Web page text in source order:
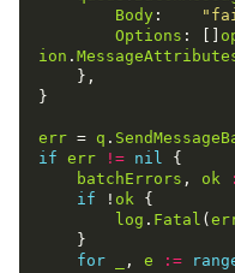
Body :
Options : []
ion .
err = q .
if err != nil
batchErrors , ok
if ! ok
log . Fatal (
for
, e :=